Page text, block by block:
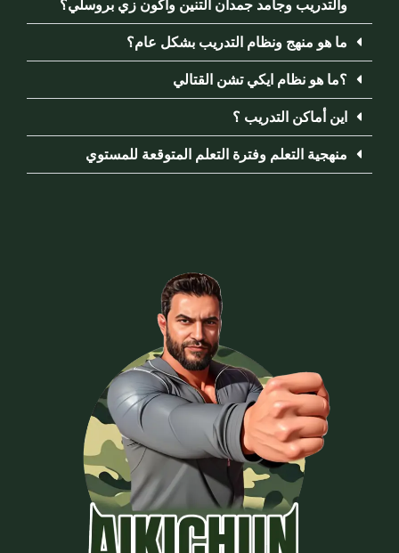
والتدريب وجامد جمدان التنين واكون زي بروسلي؟
ما هو منهج ونظام التدريب بشكل عام؟
؟ما هو نظام ايكي تشن القتالي
اين أماكن التدريب ؟
منهجية التعلم وفترة التعلم المتوقعة للمستوي